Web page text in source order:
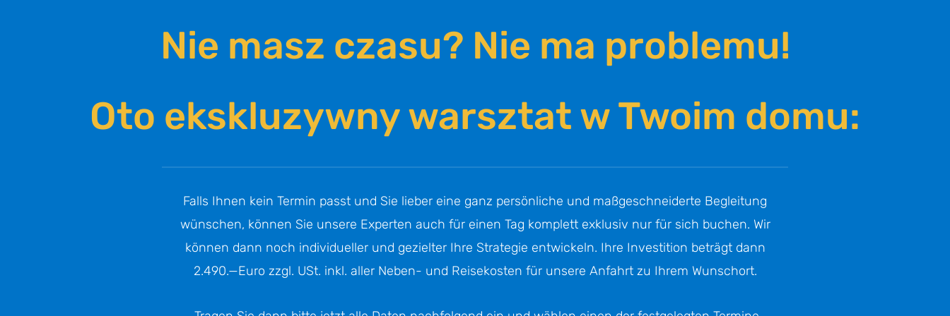
Nie masz czasu? Nie ma problemu!
Oto eksklu­zyw­ny warsz­tat w Twoim domu:
Falls Ihnen kein Termin passt und Sie lieber eine ganz persön­li­che und maßge­schnei­der­te Beglei­tung
wünschen, können Sie unsere Exper­ten auch für einen Tag komplett exklu­siv nur für sich buchen. Wir
können dann noch indivi­du­el­ler und geziel­ter Ihre Strate­gie entwi­ckeln. Ihre Inves­ti­ti­on beträgt dann
2.490.—Euro zzgl. USt. inkl. aller Neben- und Reise­kos­ten für unsere Anfahrt zu Ihrem Wunschort.